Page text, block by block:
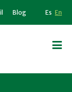
Blog Es En